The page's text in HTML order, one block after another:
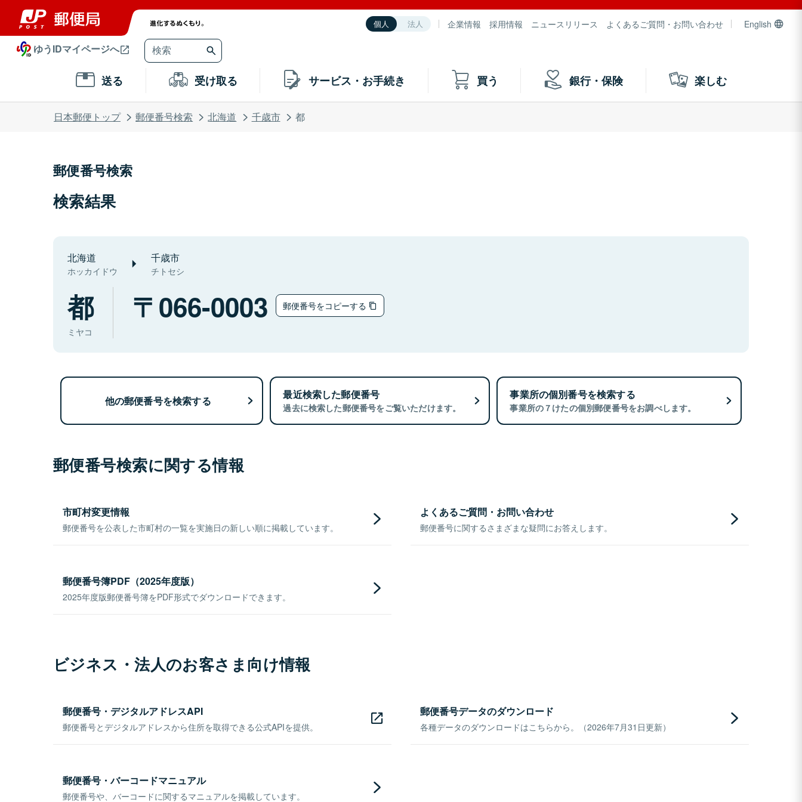
個人 法人 企業情報 採用情報 ニュースリリース よくあるご質問・お問い合わせ English
ゆうIDマイページへ
送る 受け取る サービス・お手続き 買う 銀行・保険 楽しむ
日本郵便トップ 郵便番号検索 北海道 千歳市 都
郵便番号検索
検索結果
北海道
ホッカイドウ
千歳市
チトセシ
都
ミヤコ
066-0003 郵便番号をコピーする
他の郵便番号を検索する 最近検索した郵便番号
過去に検索した郵便番号をご覧いただけます。
事業所の個別番号を検索する
事業所の７けたの個別郵便番号をお調べします。
郵便番号検索に関する情報
市町村変更情報
郵便番号を公表した市町村の一覧を実施日の新しい順に掲載しています。
よくあるご質問・お問い合わせ
郵便番号に関するさまざまな疑問にお答えします。
郵便番号簿PDF（2025年度版）
2025年度版郵便番号簿をPDF形式でダウンロードできます。
ビジネス・法人のお客さま向け情報
郵便番号・デジタルアドレスAPI
郵便番号とデジタルアドレスから住所を取得できる公式APIを提供。
郵便番号データのダウンロード
各種データのダウンロードはこちらから。（2026年7月31日更新）
郵便番号・バーコードマニュアル
郵便番号や、バーコードに関するマニュアルを掲載しています。